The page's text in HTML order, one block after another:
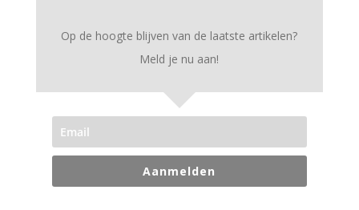
Op de hoogte blijven van de laatste artikelen?
Meld je nu aan!
Aanmelden